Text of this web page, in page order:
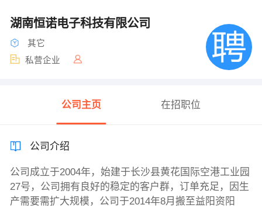
湖南恒诺电子科技有限公司
其它
私营企业
公司主页 在招职位
公司介绍
公司成立于2004年，始建于长沙县黄花国际空港工业园
27号，公司拥有良好的稳定的客户群，订单充足，因生
产需要需扩大规模，公司于2014年8月搬至益阳资阳